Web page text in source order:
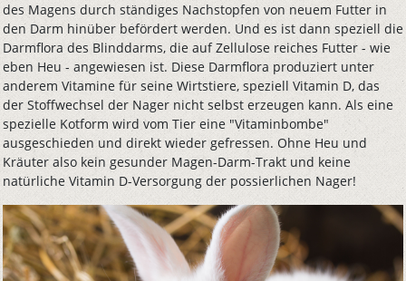
des Magens durch ständiges Nachstopfen von neuem Futter in
den Darm hinüber befördert werden. Und es ist dann speziell die
Darmflora des Blinddarms, die auf Zellulose reiches Futter - wie
eben Heu - angewiesen ist. Diese Darmflora produziert unter
anderem Vitamine für seine Wirtstiere, speziell Vitamin D, das
der Stoffwechsel der Nager nicht selbst erzeugen kann. Als eine
spezielle Kotform wird vom Tier eine "Vitaminbombe"
ausgeschieden und direkt wieder gefressen. Ohne Heu und
Kräuter also kein gesunder Magen-Darm-Trakt und keine
natürliche Vitamin D-Versorgung der possierlichen Nager!